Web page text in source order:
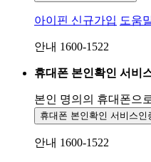
아이핀 신규가입 도움
안내 1600-1522
휴대폰 본인확인 서비
본인 명의의 휴대폰으
휴대폰 본인확인 서비스인
안내 1600-1522